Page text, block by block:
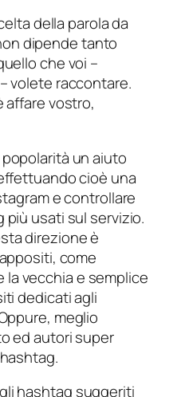
della parola da
dipende tanto
che voi –
volete raccontare.
affare vostro,
un aiuto
cioè una
e controllare
più usati sul servizio.
direzione è
come
la vecchia e semplice
dedicati agli
meglio
ed autori super
hashtag suggeriti